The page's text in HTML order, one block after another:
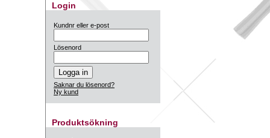
Login
Kundnr eller e-post
Lösenord
Saknar du lösenord?
Ny kund
Produktsökning